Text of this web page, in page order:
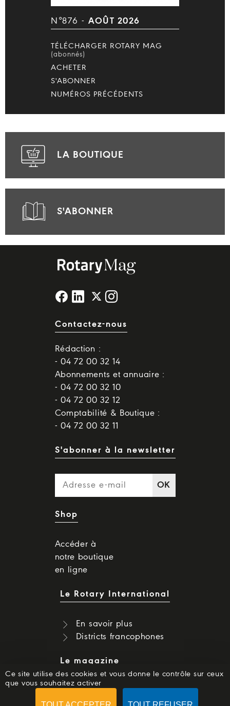
N°876 - AOÛT 2026
TÉLÉCHARGER ROTARY MAG
(abonnés)
ACHETER
S'ABONNER
NUMÉROS PRÉCÉDENTS
LA BOUTIQUE
S'ABONNER
Contactez-nous
Rédaction :
- 04 72 00 32 14
Abonnements et annuaire :
- 04 72 00 32 10
- 04 72 00 32 12
Comptabilité & Boutique :
- 04 72 00 32 11
S'abonner à la newsletter
OK
Shop
Accéder à
notre boutique
en ligne
Le Rotary International
En savoir plus
Districts francophones
Le magazine
Dernier numéro
Numéros précédents
Ce site utilise des cookies et vous donne le contrôle sur ceux
que vous souhaitez activer